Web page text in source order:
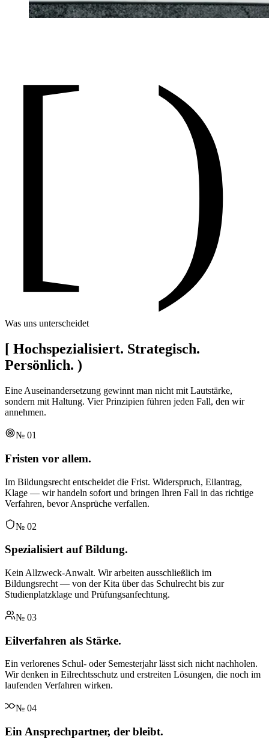
[ )
Was uns unterscheidet
[ Hochspezialisiert. Strategisch.
Persönlich. )
Eine Auseinandersetzung gewinnt man nicht mit Lautstärke,
sondern mit Haltung. Vier Prinzipien führen jeden Fall, den wir
annehmen.
№ 01
Fristen vor allem.
Im Bildungsrecht entscheidet die Frist. Widerspruch, Eilantrag,
Klage — wir handeln sofort und bringen Ihren Fall in das richtige
Verfahren, bevor Ansprüche verfallen.
№ 02
Spezialisiert auf Bildung.
Kein Allzweck-Anwalt. Wir arbeiten ausschließlich im
Bildungsrecht — von der Kita über das Schulrecht bis zur
Studienplatzklage und Prüfungsanfechtung.
№ 03
Eilverfahren als Stärke.
Ein verlorenes Schul- oder Semesterjahr lässt sich nicht nachholen.
Wir denken in Eilrechtsschutz und erstreiten Lösungen, die noch im
laufenden Verfahren wirken.
№ 04
Ein Ansprechpartner, der bleibt.